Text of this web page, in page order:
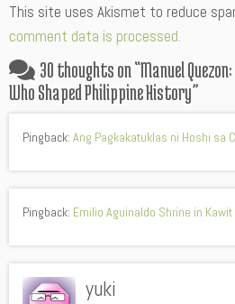
This site uses Akismet to reduce
comment data is processed.
30 thoughts on “Manuel
Who Shaped Philippine History”
Pingback: Ang Pagkakatuklas ni Hoshi sa
Pingback: Emilio Aguinaldo Shrine in Kawit
yuki